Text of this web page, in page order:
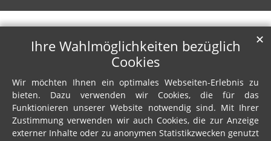
Ihre Wahlmöglichkeiten bezüglich
Cookies
Wir möchten Ihnen ein optimales Webseiten-Erlebnis zu
bieten. Dazu verwenden wir Cookies, die für das
Funktionieren unserer Website notwendig sind. Mit Ihrer
Zustimmung verwenden wir auch Cookies, die zur Anzeige
externer Inhalte oder zu anonymen Statistikzwecken genutzt
✕